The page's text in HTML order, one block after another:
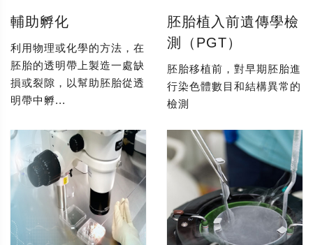
輔助孵化
利用物理或化學的方法，在
胚胎的透明帶上製造一處缺
損或裂隙，以幫助胚胎從透
明帶中孵...
胚胎植入前遺傳學檢
測（PGT）
胚胎移植前，對早期胚胎進
行染色體數目和結構異常的
檢測